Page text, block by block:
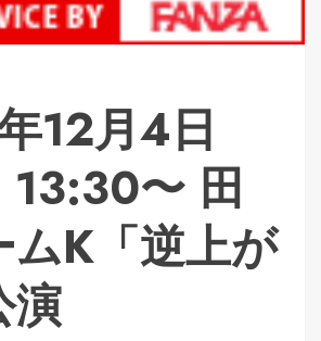
12月4日
13:30〜 田
ムK「逆上が
演